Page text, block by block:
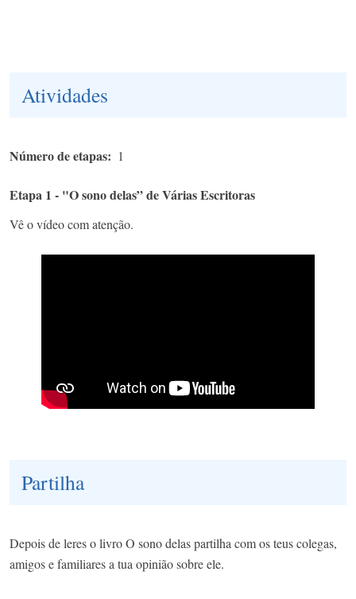
Atividades
Número de etapas 1
Etapa 1 - "O sono delas” de Várias Escritoras
Vê o vídeo com atenção.
Partilha
Depois de leres o livro O sono delas partilha com os teus colegas,
amigos e familiares a tua opinião sobre ele.